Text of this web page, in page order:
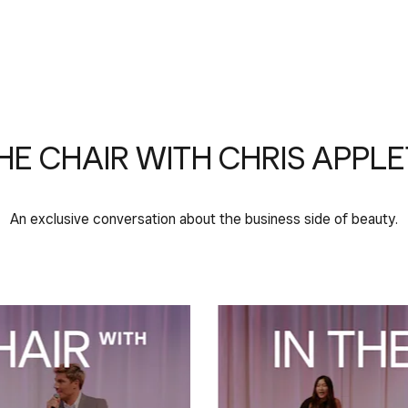
CHAIR WITH CHRIS
An exclusive conversation about the business side of beauty.